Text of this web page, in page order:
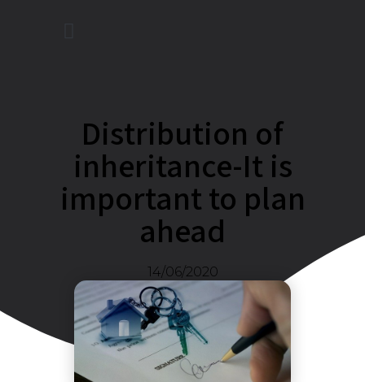
Distribution of
inheritance-It is
important to plan
ahead
14/06/2020